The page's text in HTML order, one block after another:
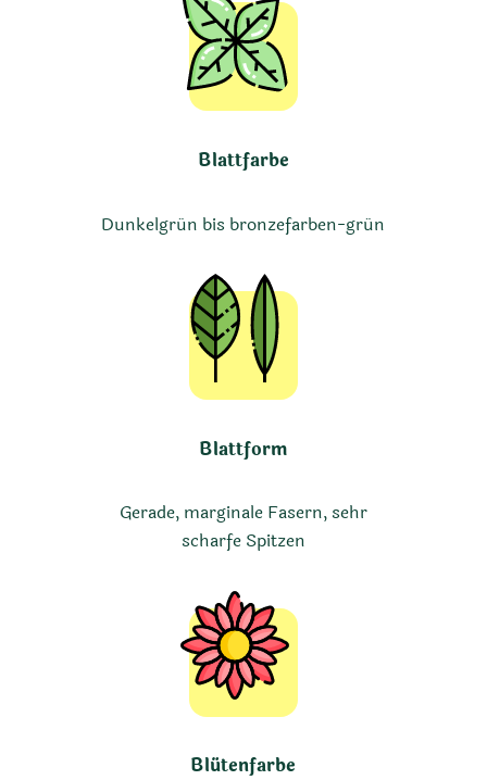
Blattfarbe
Dunkelgrün bis bronzefarben-grün
Blattform
Gerade, marginale Fasern, sehr
scharfe Spitzen
Blütenfarbe